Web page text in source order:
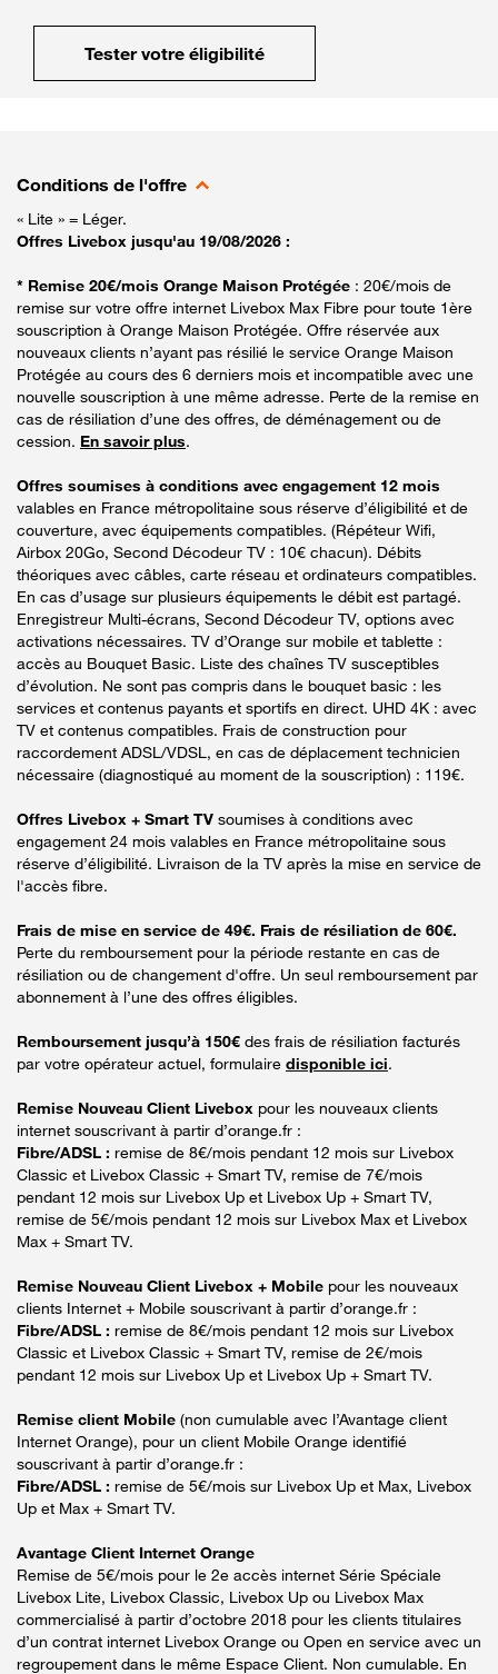
Tester votre éligibilité
Conditions de l'offre
« Lite » = Léger.
Offres Livebox jusqu'au 19/08/2026 :
* Remise 20€/mois Orange Maison Protégée : 20€/mois de
remise sur votre offre internet Livebox Max Fibre pour toute 1ère
souscription à Orange Maison Protégée. Offre réservée aux
nouveaux clients n’ayant pas résilié le service Orange Maison
Protégée au cours des 6 derniers mois et incompatible avec une
nouvelle souscription à une même adresse. Perte de la remise en
cas de résiliation d’une des offres, de déménagement ou de
cession. En savoir plus.
Offres soumises à conditions avec engagement 12 mois
valables en France métropolitaine sous réserve d’éligibilité et de
couverture, avec équipements compatibles. (Répéteur Wifi,
Airbox 20Go, Second Décodeur TV : 10€ chacun). Débits
théoriques avec câbles, carte réseau et ordinateurs compatibles.
En cas d’usage sur plusieurs équipements le débit est partagé.
Enregistreur Multi-écrans, Second Décodeur TV, options avec
activations nécessaires. TV d’Orange sur mobile et tablette :
accès au Bouquet Basic. Liste des chaînes TV susceptibles
d’évolution. Ne sont pas compris dans le bouquet basic : les
services et contenus payants et sportifs en direct. UHD 4K : avec
TV et contenus compatibles. Frais de construction pour
raccordement ADSL/VDSL, en cas de déplacement technicien
nécessaire (diagnostiqué au moment de la souscription) : 119€.
Offres Livebox + Smart TV soumises à conditions avec
engagement 24 mois valables en France métropolitaine sous
réserve d’éligibilité. Livraison de la TV après la mise en service de
l'accès fibre.
Frais de mise en service de 49€. Frais de résiliation de 60€.
Perte du remboursement pour la période restante en cas de
résiliation ou de changement d'offre. Un seul remboursement par
abonnement à l’une des offres éligibles.
Remboursement jusqu’à 150€ des frais de résiliation facturés
par votre opérateur actuel, formulaire disponible ici.
Remise Nouveau Client Livebox pour les nouveaux clients
internet souscrivant à partir d’orange.fr :
Fibre/ADSL : remise de 8€/mois pendant 12 mois sur Livebox
Classic et Livebox Classic + Smart TV, remise de 7€/mois
pendant 12 mois sur Livebox Up et Livebox Up + Smart TV,
remise de 5€/mois pendant 12 mois sur Livebox Max et Livebox
Max + Smart TV.
Remise Nouveau Client Livebox + Mobile pour les nouveaux
clients Internet + Mobile souscrivant à partir d’orange.fr :
Fibre/ADSL : remise de 8€/mois pendant 12 mois sur Livebox
Classic et Livebox Classic + Smart TV, remise de 2€/mois
pendant 12 mois sur Livebox Up et Livebox Up + Smart TV.
Remise client Mobile (non cumulable avec l’Avantage client
Internet Orange), pour un client Mobile Orange identifié
souscrivant à partir d’orange.fr :
Fibre/ADSL : remise de 5€/mois sur Livebox Up et Max, Livebox
Up et Max + Smart TV.
Avantage Client Internet Orange
Remise de 5€/mois pour le 2e accès internet Série Spéciale
Livebox Lite, Livebox Classic, Livebox Up ou Livebox Max
commercialisé à partir d’octobre 2018 pour les clients titulaires
d’un contrat internet Livebox Orange ou Open en service avec un
regroupement dans le même Espace Client. Non cumulable. En